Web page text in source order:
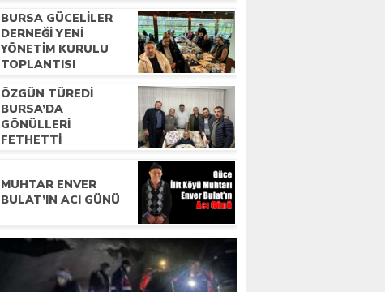
BURSA GÜCELILER
DERNEĞI YENI
YÖNETIM KURULU
TOPLANTISI
ÖZGÜN TÜREDI
BURSA’DA
GÖNÜLLERI
FETHETTI
MUHTAR ENVER
BULAT’IN ACI GÜNÜ